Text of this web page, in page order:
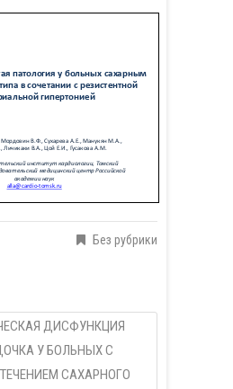
Без рубрики
ДИСФУНКЦИЯ
У БОЛЬНЫХ С
САХАРНОГО